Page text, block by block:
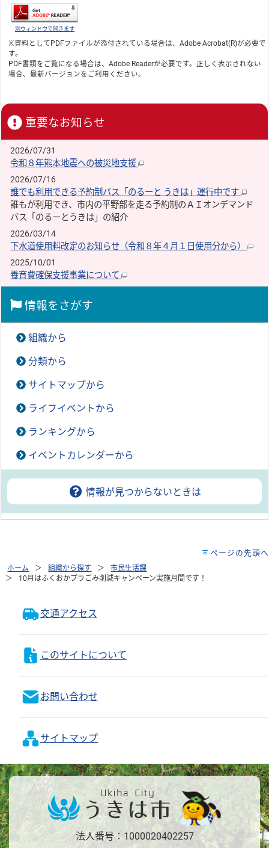
別ウィンドウで開きます
※資料としてPDFファイルが添付されている場合は、Adobe Acrobat(R)が必要で
す。
PDF書類をご覧になる場合は、Adobe Readerが必要です。正しく表示されない
場合、最新バージョンをご利用ください。
重要なお知らせ
2026/07/31
令和８年熊本地震への被災地支援
2026/07/16
誰でも利用できる予約制バス「のるーと うきは」運行中です
誰もが利用でき、市内の平野部を走る予約制のＡＩオンデマンド
バス「のるーとうきは」の紹介
2026/03/14
下水道使用料改定のお知らせ（令和８年４月１日使用分から）
2025/10/01
養育費確保支援事業について
情報をさがす
組織から
分類から
サイトマップから
ライフイベントから
ランキングから
イベントカレンダーから
情報が見つからないときは
ページの先頭へ
ホーム 組織から探す
市民生活課
10月はふくおかプラごみ削減キャンペーン実施月間です！
交通アクセス
このサイトについて
お問い合わせ
サイトマップ
法人番号：1000020402257